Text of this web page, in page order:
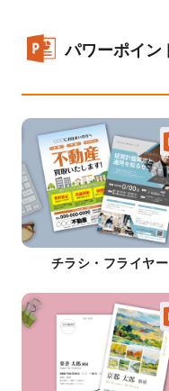
パワーポイン
チラシ・フライヤー